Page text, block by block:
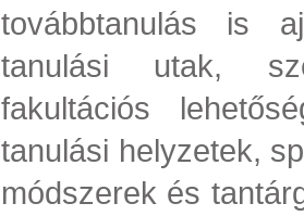
továbbtanulás is
tanulási utak,
fakultációs
tanulási helyzetek,
módszerek és